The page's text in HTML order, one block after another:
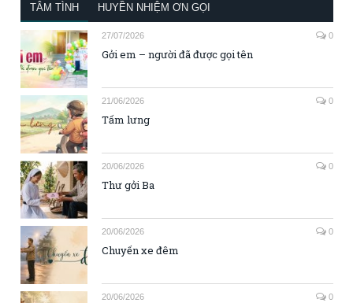
TÂM TÌNH HUYỀN NHIỆM ƠN GỌI
27/07/2026 0
Gởi em – người đã được gọi tên
21/06/2026 0
Tấm lưng
20/06/2026 0
Thư gởi Ba
20/06/2026 0
Chuyến xe đêm
20/06/2026 0